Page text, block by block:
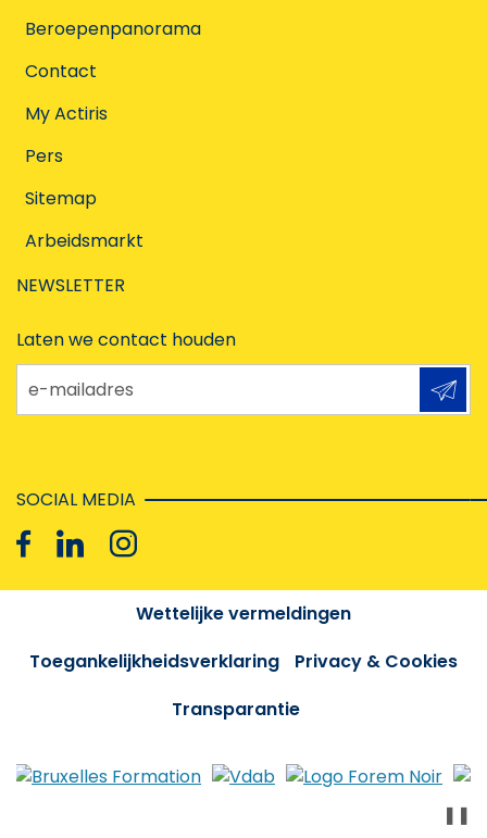
Beroepenpanorama
Contact
My Actiris
Pers
Sitemap
Arbeidsmarkt
NEWSLETTER
Laten we contact houden
e-mailadres
SOCIAL MEDIA
Wettelijke vermeldingen
Toegankelijkheidsverklaring
Privacy & Cookies
Transparantie
❚❚